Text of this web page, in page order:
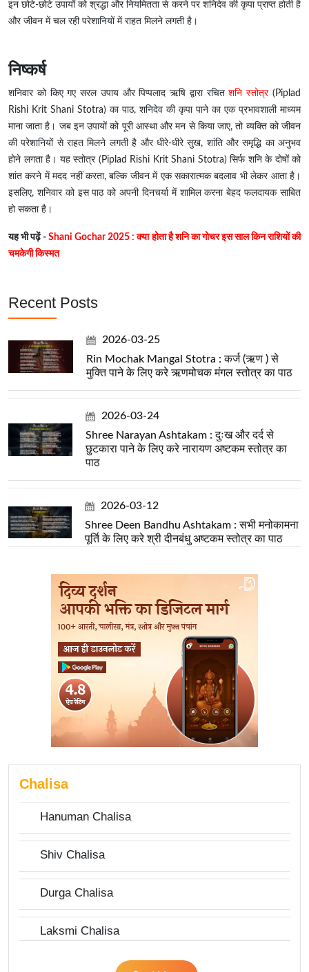
इन छोटे-छोटे उपायों को श्रद्धा और नियमितता से करने पर शनिदेव की कृपा प्राप्त होती है
और जीवन में चल रही परेशानियों में राहत मिलने लगती है।
निष्कर्ष
शनिवार को किए गए सरल उपाय और पिप्पलाद ऋषि द्वारा रचितशनि स्तोत्र(Piplad
Rishi Krit Shani Stotra) का पाठ, शनिदेव की कृपा पाने का एक प्रभावशाली माध्यम
माना जाता है। जब इन उपायों को पूरी आस्था और मन से किया जाए, तो व्यक्ति को जीवन
की परेशानियों से राहत मिलने लगती है और धीरे-धीरे सुख, शांति और समृद्धि का अनुभव
होने लगता है। यह स्तोत्र (Piplad Rishi Krit Shani Stotra) सिर्फ शनि के दोषों को
शांत करने में मदद नहीं करता, बल्कि जीवन में एक सकारात्मक बदलाव भी लेकर आता है।
इसलिए, शनिवार को इस पाठ को अपनी दिनचर्या में शामिल करना बेहद फलदायक साबित
हो सकता है।
यह भी पढ़ें -Shani Gochar 2025 : क्या होता है शनि का गोचर इस साल किन राशियों की
चमकेगी किस्मत
Recent Posts
2026-03-25
Rin Mochak Mangal Stotra : कर्ज (ऋण ) से
मुक्ति पाने के लिए करे ऋणमोचक मंगल स्तोत्र का पाठ
2026-03-24
Shree Narayan Ashtakam : दुःख और दर्द से
छुटकारा पाने के लिए करे नारायण अष्टकम स्तोत्र का
पाठ
2026-03-12
Shree Deen Bandhu Ashtakam : सभी मनोकामना
पूर्ति के लिए करे श्री दीनबंधु अष्टकम स्तोत्र का पाठ
Chalisa
Hanuman Chalisa
Shiv Chalisa
Durga Chalisa
Laksmi Chalisa